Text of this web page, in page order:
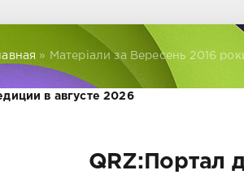
» Матеріали за Вересень 2016
в августе 2026
QRZ:Портал